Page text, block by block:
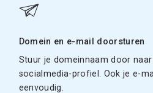
Domein en e-mail doorsturen
Stuur je domeinnaam door
socialmedia-profiel. Ook je e-
eenvoudig.